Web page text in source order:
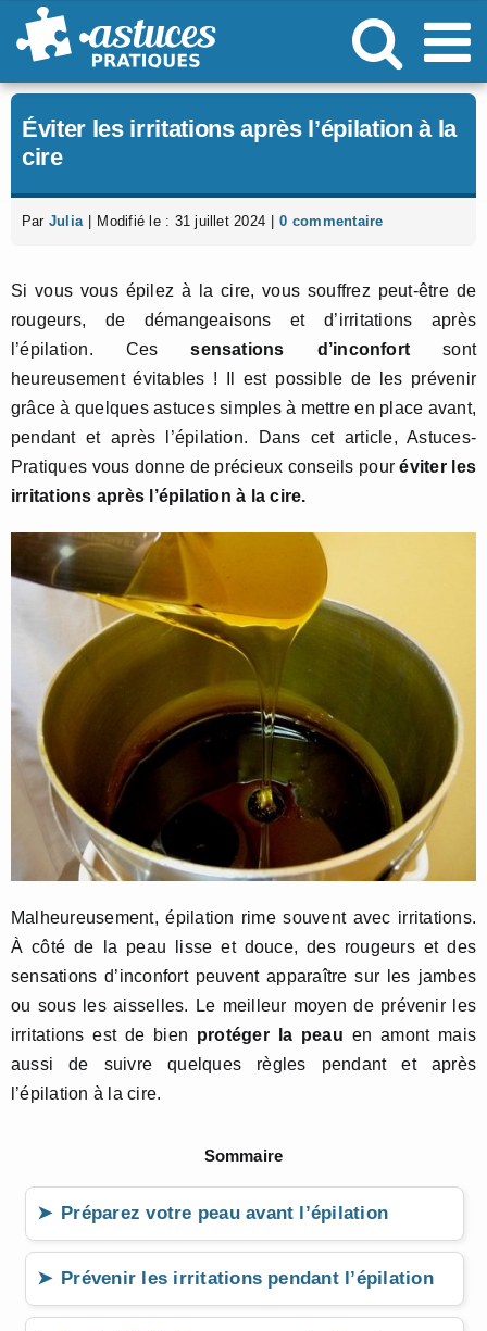
Passer
au
Éviter les irritations après l’épilation à la
cire
Par Julia Modifié le : 31 juillet 2024 0 commentaire
Si vous vous épilez à la cire, vous souffrez peut-être de
rougeurs, de démangeaisons et d’irritations après
l’épilation. Cessensations d’inconfort sont
heureusement évitables ! Il est possible de les prévenir
grâce à quelques astuces simples à mettre en place avant,
pendant et après l’épilation. Dans cet article, Astuces-
Pratiques vous donne de précieux conseils pouréviter les
irritations après l’épilation à la cire.
Malheureusement, épilation rime souvent avec irritations.
À côté de la peau lisse et douce, des rougeurs et des
sensations d’inconfort peuvent apparaître sur les jambes
ou sous les aisselles. Le meilleur moyen de prévenir les
irritations est de bien protéger la peau en amont mais
aussi de suivre quelques règles pendant et après
l’épilation à la cire.
Sommaire
Préparez votre peau avant l’épilation
Prévenir les irritations pendant l’épilation